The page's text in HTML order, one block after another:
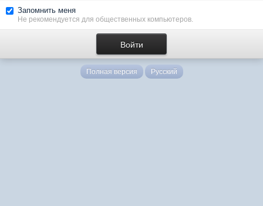
Запомнить меня
Не рекомендуется для общественных компьютеров.
Полная версия Русский